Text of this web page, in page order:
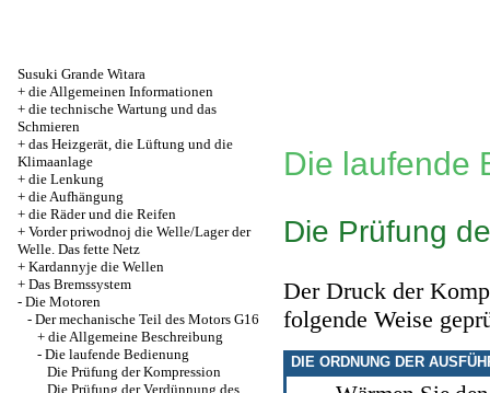
Susuki Grande Witara
+ die Allgemeinen Informationen
+ die technische Wartung und das
Schmieren
+ das Heizgerät, die Lüftung und die
Klimaanlage
+ die Lenkung
+ die Aufhängung
+ die Räder und die Reifen
+ Vorder priwodnoj die Welle/Lager der
Welle. Das fette Netz
+ Kardannyje die Wellen
+ Das Bremssystem
- Die Motoren
- Der mechanische Teil des Motors G16
+ die Allgemeine Beschreibung
- Die laufende Bedienung
Die Prüfung der Kompression
Die Prüfung der Verdünnung des
Die laufende
Die Prüfung
Der Druck der
folgende Weise
DIE ORDNUNG DER